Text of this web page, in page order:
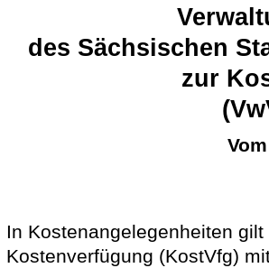
des Sächsischen
zur
In Kostenangelegenheiten
Kostenverfügung (KostVfg)